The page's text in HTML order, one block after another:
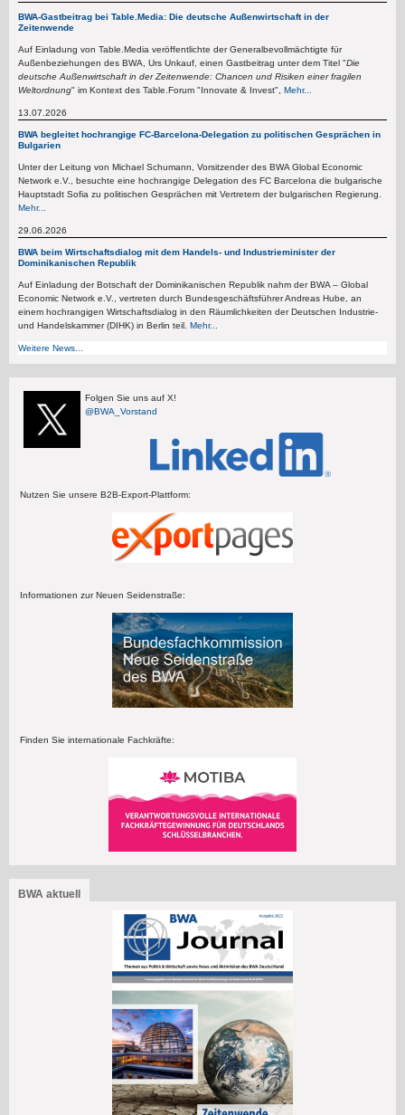
BWA-Gastbeitrag bei Table.Media: Die deutsche Außenwirtschaft in der
Zeitenwende
Auf Einladung von Table.Media veröffentlichte der Generalbevollmächtigte für
Außenbeziehungen des BWA, Urs Unkauf, einen Gastbeitrag unter dem Titel "Die
deutsche Außenwirtschaft in der Zeitenwende: Chancen und Risiken einer fragilen
Weltordnung" im Kontext des Table.Forum "Innovate & Invest", Mehr...
13.07.2026
BWA begleitet hochrangige FC-Barcelona-Delegation zu politischen Gesprächen in
Bulgarien
Unter der Leitung von Michael Schumann, Vorsitzender des BWA Global Economic
Network e.V., besuchte eine hochrangige Delegation des FC Barcelona die bulgarische
Hauptstadt Sofia zu politischen Gesprächen mit Vertretern der bulgarischen Regierung.
Mehr...
29.06.2026
BWA beim Wirtschaftsdialog mit dem Handels- und Industrieminister der
Dominikanischen Republik
Auf Einladung der Botschaft der Dominikanischen Republik nahm der BWA – Global
Economic Network e.V., vertreten durch Bundesgeschäftsführer Andreas Hube, an
einem hochrangigen Wirtschaftsdialog in den Räumlichkeiten der Deutschen Industrie-
und Handelskammer (DIHK) in Berlin teil. Mehr...
Weitere News...
Folgen Sie uns auf X!
@BWA_Vorstand
Nutzen Sie unsere B2B-Export-Plattform:
Informationen zur Neuen Seidenstraße:
Finden Sie internationale Fachkräfte:
BWA aktuell